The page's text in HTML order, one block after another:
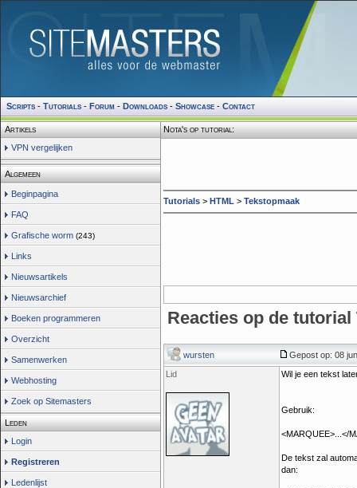
Scripts - Tutorials - Forum - Downloads - Showcase - Contact
Artikels
VPN vergelijken
Algemeen
Beginpagina
FAQ
Grafische worm (243)
Links
Nieuwsartikels
Nieuwsarchief
Boeken programmeren
Overzicht
Samenwerken
Webhosting
Zoek op Sitemasters
Leden
Login
Registreren
Ledenlijst
Nota's op tutorial:
Tutorials > HTML > Tekstopmaak
Reacties op de tutorial
wursten
Gepost op: 08
Lid
Wil je een tekst
Gebruik:
<MARQUEE>...</
De tekst zal
dan: